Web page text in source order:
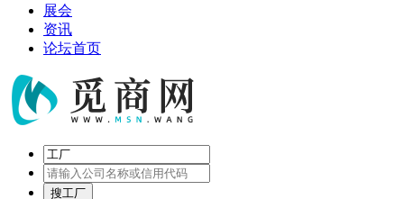
展会
资讯
论坛首页